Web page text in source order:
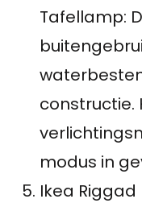
Tafellamp:
constructie.
modus in
Ikea Riggad